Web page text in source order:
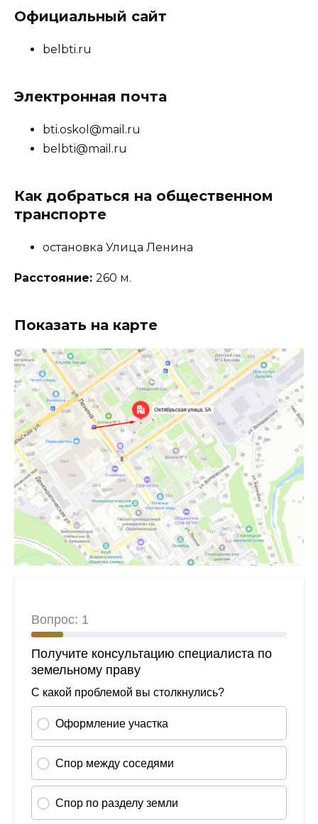
Официальный сайт
belbti.ru
Электронная почта
bti.oskol@mail.ru
belbti@mail.ru
Как добраться на общественном
транспорте
остановка Улица Ленина
Расстояние: 260 м.
Показать на карте